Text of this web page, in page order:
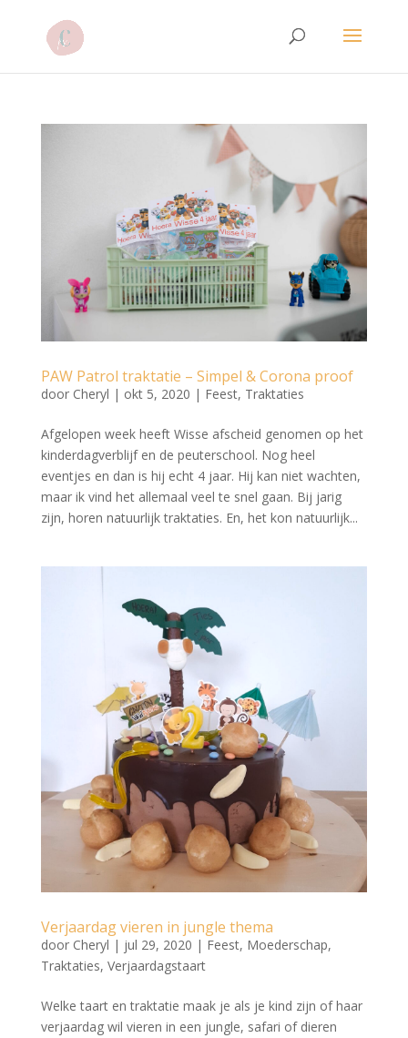
PAW Patrol traktatie – Simpel & Corona proof
door Cheryl | okt 5, 2020 | Feest, Traktaties
Afgelopen week heeft Wisse afscheid genomen op het
kinderdagverblijf en de peuterschool. Nog heel
eventjes en dan is hij echt 4 jaar. Hij kan niet wachten,
maar ik vind het allemaal veel te snel gaan. Bij jarig
zijn, horen natuurlijk traktaties. En, het kon natuurlijk...
Verjaardag vieren in jungle thema
door Cheryl | jul 29, 2020 | Feest, Moederschap,
Traktaties, Verjaardagstaart
Welke taart en traktatie maak je als je kind zijn of haar
verjaardag wil vieren in een jungle, safari of dieren